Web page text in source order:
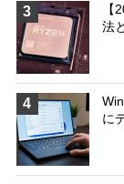
3
法
4
に